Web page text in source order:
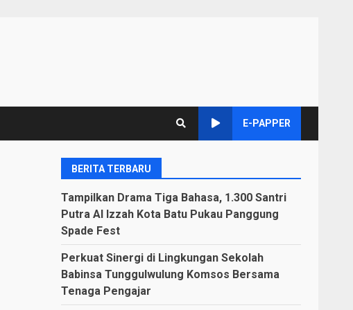
E-PAPPER
BERITA TERBARU
Tampilkan Drama Tiga Bahasa, 1.300 Santri
Putra Al Izzah Kota Batu Pukau Panggung
Spade Fest
Perkuat Sinergi di Lingkungan Sekolah
Babinsa Tunggulwulung Komsos Bersama
Tenaga Pengajar